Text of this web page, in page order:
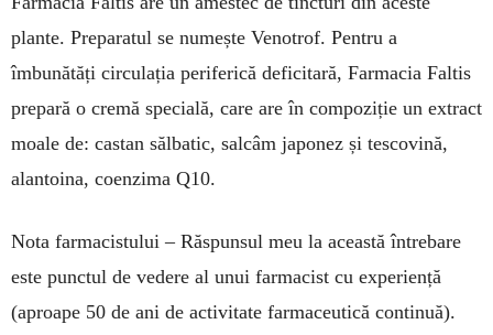
plante. Preparatul se numește Venotrof. Pentru a
îmbunătăți circulația periferică deficitară, Farmacia Faltis
prepară o cremă specială, care are în compoziție un extract
moale de: castan sălbatic, salcâm japonez și tescovină,
alantoina, coenzima Q10.
Nota farmacistului – Răspunsul meu la această întrebare
este punctul de vedere al unui farmacist cu experiență
(aproape 50 de ani de activitate farmaceutică continuă).